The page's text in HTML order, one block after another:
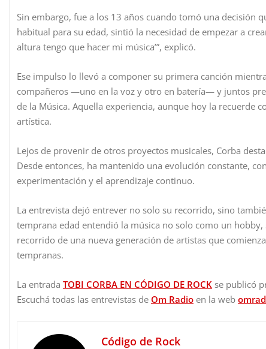
Sin embargo, fue a los 13 años cuando tomó una decisión
habitual para su edad, sintió la necesidad de empezar a
altura tengo que hacer mi música’”, explicó.
Ese impulso lo llevó a componer su primera canción
compañeros —uno en la voz y otro en batería— y juntos
de la Música. Aquella experiencia, aunque hoy la recuerde
artística.
Lejos de provenir de otros proyectos musicales, Corba
Desde entonces, ha mantenido una evolución constante,
experimentación y el aprendizaje continuo.
La entrevista dejó entrever no solo su recorrido, sino
temprana edad entendió la música no solo como un
recorrido de una nueva generación de artistas que
tempranas.
La entrada TOBI CORBA EN CÓDIGO DE ROCK se publicó
Escuchá todas las entrevistas de Om Radio en la web
Código de Rock